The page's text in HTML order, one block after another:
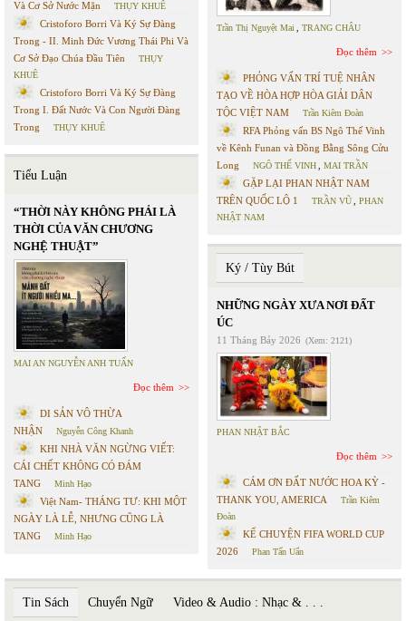
Và Cơ Sở Nước Mặn
THỤY KHUÊ
Cristoforo Borri Và Ký Sự Đàng
Trong - II. Minh Đức Vương Thái Phi Và
Cơ Sở Đạo Chúa Đầu Tiên
THỤY
KHUÊ
Cristoforo Borri Và Ký Sự Đàng
Trong I. Đất Nước Và Con Người Đàng
Trong
THỤY KHUÊ
Tiểu Luận
“THỜI NÀY KHÔNG PHẢI LÀ
THỜI CỦA VĂN CHƯƠNG
NGHỆ THUẬT”
MAI AN NGUYỄN ANH TUẤN
Đọc thêm
DI SẢN VÔ THỪA
NHẬN
Nguyễn Công Khanh
KHI NHÀ VĂN NGỪNG VIẾT:
CÁI CHẾT KHÔNG CÓ ĐÁM
TANG
Minh Hạo
Việt Nam- THÁNG TƯ: KHI MỘT
NGÀY LÀ LỄ, NHƯNG CŨNG LÀ
TANG
Minh Hạo
Trần Thị Nguyệt Mai TRANG CHÂU
Đọc thêm
PHỎNG VẤN TRÍ TUỆ NHÂN
TẠO VỀ HÒA HỢP HÒA GIẢI DÂN
TỘC VIỆT NAM
Trần Kiêm Đoàn
RFA Phỏng vấn BS Ngô Thế Vinh
về Kênh Funan và Đồng Bằng Sông Cửu
Long
NGÔ THẾ VINH MAI TRẦN
GẶP LẠI PHAN NHẬT NAM
TRÊN QUỐC LỘ 1
TRẦN VŨ
PHAN
NHẬT NAM
Ký / Tùy Bút
NHỮNG NGÀY XƯA NƠI ĐẤT
ÚC
11 Tháng Bảy 2026 (Xem: 2121)
PHAN NHẬT BẮC
Đọc thêm
CÁM ƠN ĐẤT NƯỚC HOA KỲ -
THANK YOU, AMERICA
Trần Kiêm
Đoàn
KỂ CHUYỆN FIFA WORLD CUP
2026
Phan Tấn Uẩn
Tin Sách Chuyển Ngữ Video & Audio : Nhạc & . . .